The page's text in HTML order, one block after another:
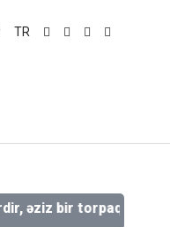
TR
bir torpaqdır, əziz bir